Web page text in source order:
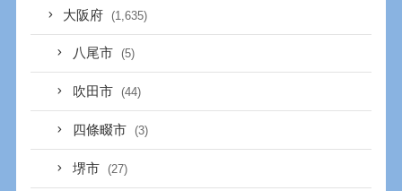
大阪府 (1,635)
八尾市 (5)
吹田市 (44)
四條畷市 (3)
堺市 (27)